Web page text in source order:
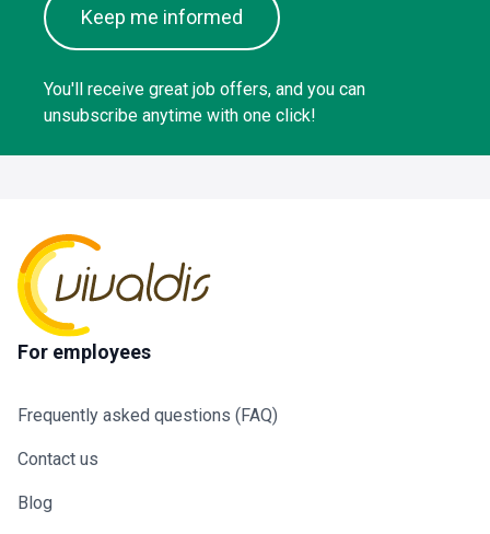
Keep me informed
You'll receive great job offers, and you can
unsubscribe anytime with one click!
For employees
Frequently asked questions (FAQ)
Contact us
Blog